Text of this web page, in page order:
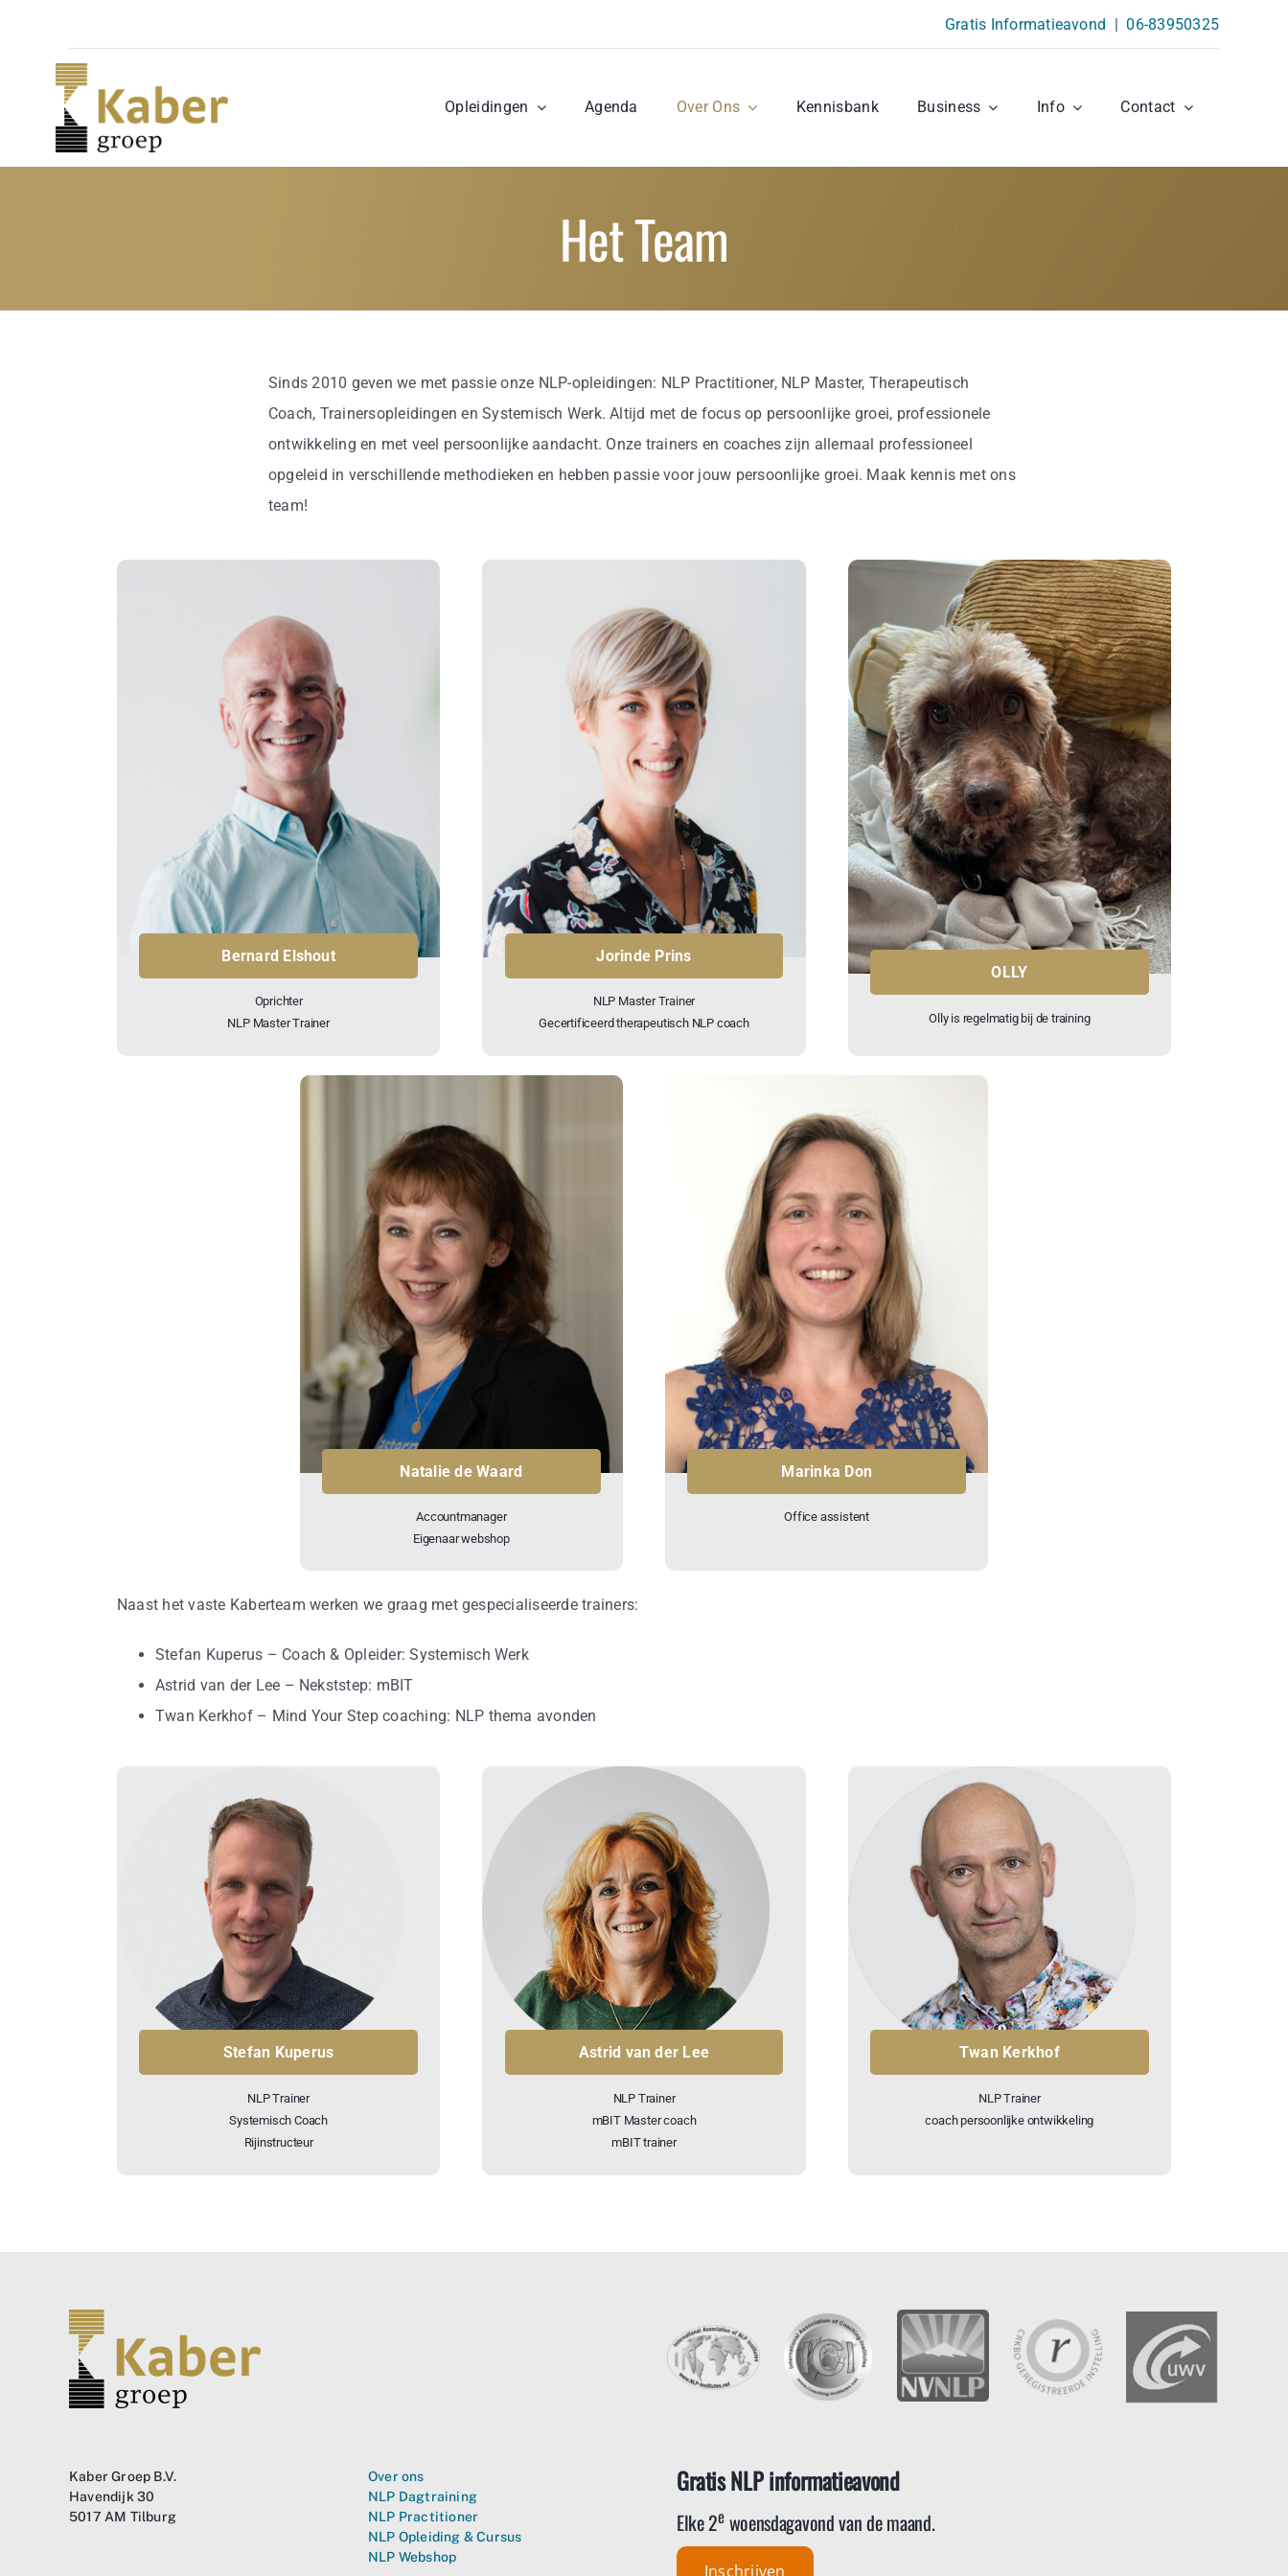
Gratis Informatieavond | 06-83950325
Opleidingen Agenda Over Ons Kennisbank Business Info Contact
Het Team
Sinds 2010 geven we met passie onze NLP-opleidingen: NLP Practitioner, NLP Master, Therapeutisch
Coach, Trainersopleidingen en Systemisch Werk. Altijd met de focus op persoonlijke groei, professionele
ontwikkeling en met veel persoonlijke aandacht. Onze trainers en coaches zijn allemaal professioneel
opgeleid in verschillende methodieken en hebben passie voor jouw persoonlijke groei. Maak kennis met ons
team!
Bernard Elshout
Oprichter
NLP Master Trainer
Jorinde Prins
NLP Master Trainer
Gecertificeerd therapeutisch NLP coach
OLLY
Olly is regelmatig bij de training
Natalie de Waard
Accountmanager
Eigenaar webshop
Marinka Don
Office assistent
Naast het vaste Kaberteam werken we graag met gespecialiseerde trainers:
Stefan Kuperus – Coach & Opleider: Systemisch Werk
Astrid van der Lee – Nekststep: mBIT
Twan Kerkhof – Mind Your Step coaching: NLP thema avonden
Stefan Kuperus
NLP Trainer
Systemisch Coach
Rijinstructeur
Astrid van der Lee
NLP Trainer
mBIT Master coach
mBIT trainer
Twan Kerkhof
NLP Trainer
coach persoonlijke ontwikkeling
Kaber Groep B.V.
Havendijk 30
5017 AM Tilburg
Over ons
NLP Dagtraining
NLP Practitioner
NLP Opleiding & Cursus
NLP Webshop
Gratis NLP informatieavond
Elke 2ewoensdagavond van de maand.
Inschrijven